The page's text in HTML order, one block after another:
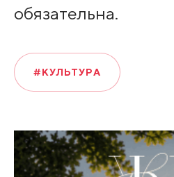
обязательна.
#КУЛЬТУРА